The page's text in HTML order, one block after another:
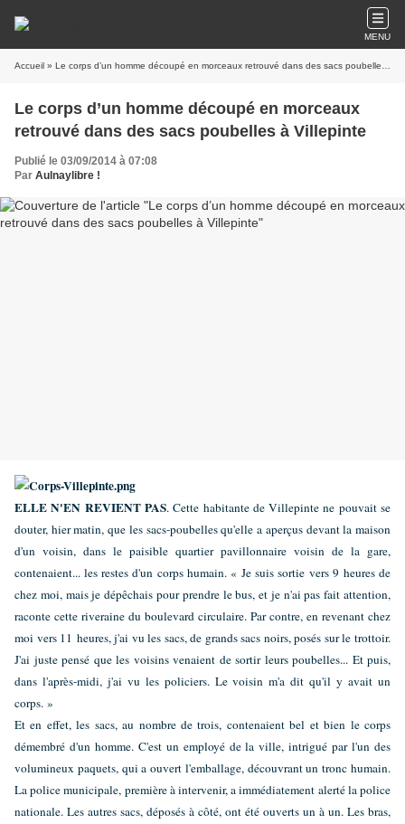
MENU
Accueil » Le corps d’un homme découpé en morceaux retrouvé dans des sacs poubelles à Villepinte
Le corps d’un homme découpé en morceaux
retrouvé dans des sacs poubelles à Villepinte
Publié le 03/09/2014 à 07:08
Par Aulnaylibre !
ELLE N'EN REVIENT PAS. Cette habitante de Villepinte ne pouvait se
douter, hier matin, que les sacs-poubelles qu'elle a aperçus devant la maison
d'un voisin, dans le paisible quartier pavillonnaire voisin de la gare,
contenaient... les restes d'un corps humain. « Je suis sortie vers 9 heures de
chez moi, mais je dépêchais pour prendre le bus, et je n'ai pas fait attention,
raconte cette riveraine du boulevard circulaire. Par contre, en revenant chez
moi vers 11 heures, j'ai vu les sacs, de grands sacs noirs, posés sur le trottoir.
J'ai juste pensé que les voisins venaient de sortir leurs poubelles... Et puis,
dans l'après-midi, j'ai vu les policiers. Le voisin m'a dit qu'il y avait un
corps. »
Et en effet, les sacs, au nombre de trois, contenaient bel et bien le corps
démembré d'un homme. C'est un employé de la ville, intrigué par l'un des
volumineux paquets, qui a ouvert l'emballage, découvrant un tronc humain.
La police municipale, première à intervenir, a immédiatement alerté la police
nationale. Les autres sacs, déposés à côté, ont été ouverts un à un. Les bras,